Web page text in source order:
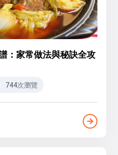
：家常做法與秘訣全攻
744次瀏覽